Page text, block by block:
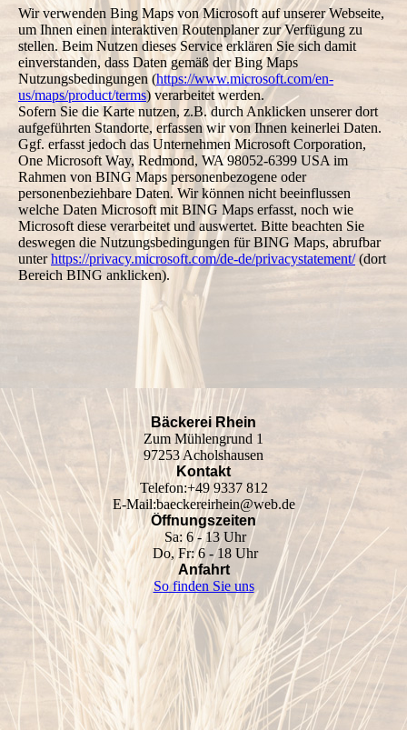
Wir verwenden Bing Maps von Microsoft auf unserer Webseite,
um Ihnen einen interaktiven Routenplaner zur Verfügung zu
stellen. Beim Nutzen dieses Service erklären Sie sich damit
einverstanden, dass Daten gemäß der Bing Maps
Nutzungsbedingungen (https://www.microsoft.com/en-
us/maps/product/terms) verarbeitet werden.
Sofern Sie die Karte nutzen, z.B. durch Anklicken unserer dort
aufgeführten Standorte, erfassen wir von Ihnen keinerlei Daten.
Ggf. erfasst jedoch das Unternehmen Microsoft Corporation,
One Microsoft Way, Redmond, WA 98052-6399 USA im
Rahmen von BING Maps personenbezogene oder
personenbeziehbare Daten. Wir können nicht beeinflussen
welche Daten Microsoft mit BING Maps erfasst, noch wie
Microsoft diese verarbeitet und auswertet. Bitte beachten Sie
deswegen die Nutzungsbedingungen für BING Maps, abrufbar
unterhttps://privacy.microsoft.com/de-de/privacystatement/(dort
Bereich BING anklicken).
Bäckerei Rhein
Zum Mühlengrund 1
97253 Acholshausen
Kontakt
Telefon:+49 9337 812
E-Mail:baeckereirhein@web.de
Öffnungszeiten
Sa: 6 - 13 Uhr
Do, Fr: 6 - 18 Uhr
Anfahrt
So finden Sie uns